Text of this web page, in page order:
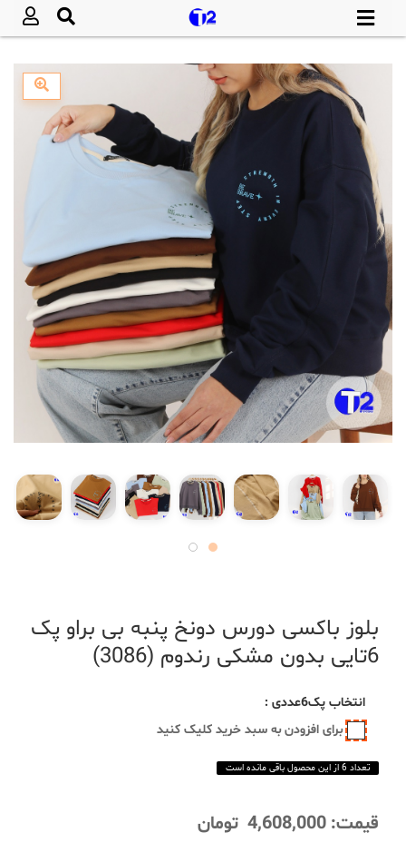
بلوز باکسی دورس دونخ پنبه بی براو پک
6تایی بدون مشکی رندوم (3086)
انتخاب پک6عددی
:
برای افزودن به سبد خرید کلیک کنید
تعداد 6 از این محصول باقی مانده است
قیمت: 4,608,000 تومان